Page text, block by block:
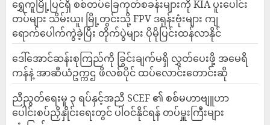
‎ရွှေကူမြို့ပြင်ရှိ စစ်တပ်ခြေကုတ်စခန်းများကို KIA ပူးပေါင်း
တပ်များ သိမ်းယူ၊ မြို့တွင်းသို့ FPV ဒရုန်းဗုံးများ ကျ
ရောက်ပေါက်ကွဲခဲ့ပြီး တိုက်ပွဲများ ပိုမိုပြင်းထန်လာနိုင်
ဒေါ်အောင်ဆန်းစုကြည်ကို ခြွင်းချက်မရှိ လွှတ်ပေးဖို့ အမေရိ
ကန်နဲ့ အာဆီယံဥက္ကဌ ဖိလစ်ပိုင် ထပ်လောင်းတောင်းဆို
ညီညွတ်ရေးမူ ၃ ရပ်နှင့်အညီ SCEF ၏ စစ်မဟာဗျူဟာ
ပေါင်းစပ်ညှိနှိုင်းရေးတွင် ပါဝင်နိုင်ရန် တပ်မှူးကြီးများ